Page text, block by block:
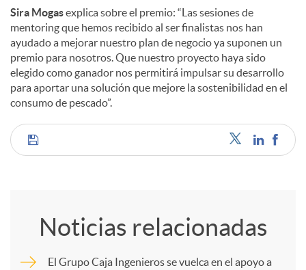
Sira Mogasexplica sobre el premio: “Las sesiones de
mentoring que hemos recibido al ser finalistas nos han
ayudado a mejorar nuestro plan de negocio ya suponen un
premio para nosotros. Que nuestro proyecto haya sido
elegido como ganador nos permitirá impulsar su desarrollo
para aportar una solución que mejore la sostenibilidad en el
consumo de pescado”.
C
m
Noticias relacionadas
El Grupo Caja Ingenieros se vuelca en el apoyo a